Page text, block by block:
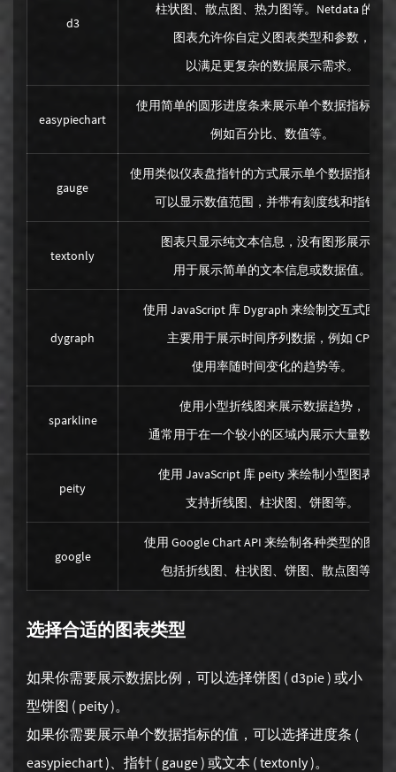
d3
柱状图、散点图、热力图等。Netdata 的 d3
图表允许你自定义图表类型和参数，
以满足更复杂的数据展示需求。
easypiechart
使用简单的圆形进度条来展示单个数据指标的
例如百分比、数值等。
gauge
使用类似仪表盘指针的方式展示单个数据指标的
可以显示数值范围，并带有刻度线和指针。
textonly
图表只显示纯文本信息，没有图形展示，
用于展示简单的文本信息或数据值。
dygraph
使用 JavaScript 库 Dygraph 来绘制交互式图表
主要用于展示时间序列数据，例如 CPU
使用率随时间变化的趋势等。
sparkline
使用小型折线图来展示数据趋势，
通常用于在一个较小的区域内展示大量数据。
peity
使用 JavaScript 库 peity 来绘制小型图表，
支持折线图、柱状图、饼图等。
google
使用 Google Chart API 来绘制各种类型的图表
包括折线图、柱状图、饼图、散点图等。
选择合适的图表类型
如果你需要展示数据比例，可以选择饼图 ( d3pie ) 或小
型饼图 ( peity )。
如果你需要展示单个数据指标的值，可以选择进度条 (
easypiechart )、指针 ( gauge ) 或文本 ( textonly )。